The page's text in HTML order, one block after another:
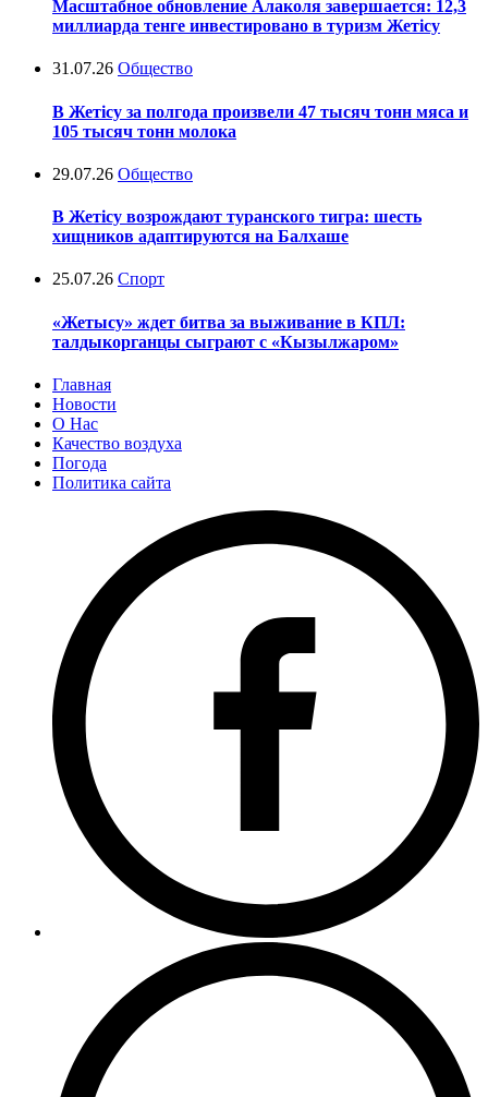
Масштабное обновление Алаколя завершается: 12,3
миллиарда тенге инвестировано в туризм Жетісу
31.07.26 Общество
В Жетісу за полгода произвели 47 тысяч тонн мяса и
105 тысяч тонн молока
29.07.26 Общество
В Жетісу возрождают туранского тигра: шесть
хищников адаптируются на Балхаше
25.07.26 Спорт
«Жетысу» ждет битва за выживание в КПЛ:
талдыкорганцы сыграют с «Кызылжаром»
Главная
Новости
О Нас
Качество воздуха
Погода
Политика сайта